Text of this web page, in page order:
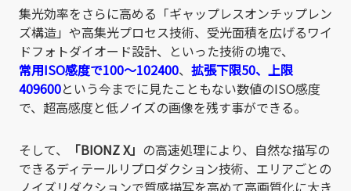
集光効率をさらに高める「ギャップレスオンチップレン
ズ構造」や高集光プロセス技術、受光面積を広げるワイ
ドフォトダイオード設計、といった技術の塊で、
常用ISO感度で100～102400、 拡張下限50、上限
409600という今までに見たこともない数値のISO感度
で、超高感度と低ノイズの画像を残す事ができる。
そして、 「BIONZ X」 の高速処理により、自然な描写の
できるディテールリプロダクション技術、エリアごとの
ノイズリダクションで質感描写を高めて高画質化に大き